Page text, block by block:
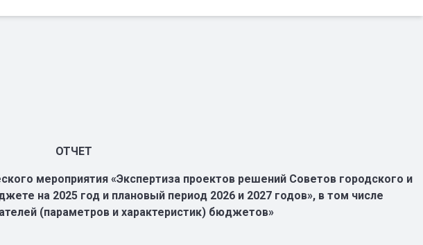
ОТЧЕТ
мероприятия «Экспертиза проектов решений Советов городского и
на 2025 год и плановый период 2026 и 2027 годов», в том числе
(параметров и характеристик) бюджетов»